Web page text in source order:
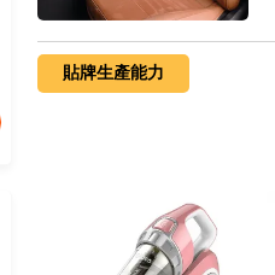
貼牌生產能力